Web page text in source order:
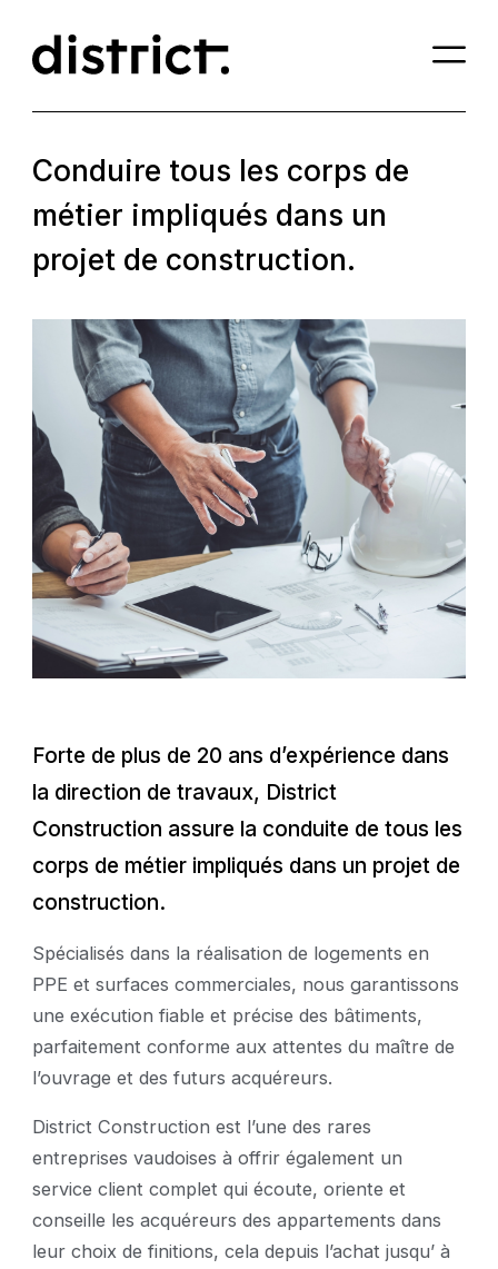
Conduire tous les corps de
métier impliqués dans un
projet de construction.
Forte de plus de 20 ans d’expérience dans
la direction de travaux, District
Construction assure la conduite de tous les
corps de métier impliqués dans un projet de
construction.
Spécialisés dans la réalisation de logements en
PPE et surfaces commerciales, nous garantissons
une exécution fiable et précise des bâtiments,
parfaitement conforme aux attentes du maître de
l’ouvrage et des futurs acquéreurs.
District Construction est l’une des rares
entreprises vaudoises à offrir également un
service client complet qui écoute, oriente et
conseille les acquéreurs des appartements dans
leur choix de finitions, cela depuis l’achat jusqu’ à